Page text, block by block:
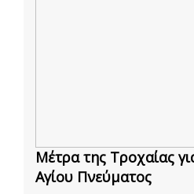
Μέτρα της Τροχαίας
Αγίου Πνεύματος